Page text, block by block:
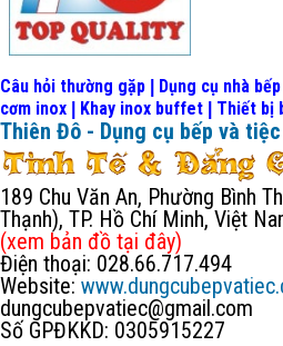
Câu hỏi thường gặp Dụng cụ nhà
cơm inox
Khay inox buffet Thiết bị
Thiên Đô - Dụng cụ bếp và tiệc
189 Chu Văn An, Phường Bình
Thạnh), TP. Hồ Chí Minh, Việt
(xem bản đồ tại đây)
Điện thoại: 028.66.717.494
Website:
dungcubepvatiec@gmail.com
Số GPĐKKD: 0305915227